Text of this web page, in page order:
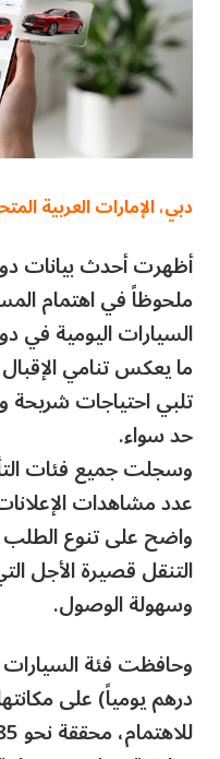
دبي، الإمارات العربية
أظهرت أحدث بيانات
ملحوظاً في اهتمام
ما يعكس تنامي
تلبي احتياجات شريحة
حد سواء.
وسجلت جميع فئات
عدد مشاهدات
واضح على تنوع الطلب
التنقل قصيرة الأجل
وسهولة الوصول.
درهم يومياً) على